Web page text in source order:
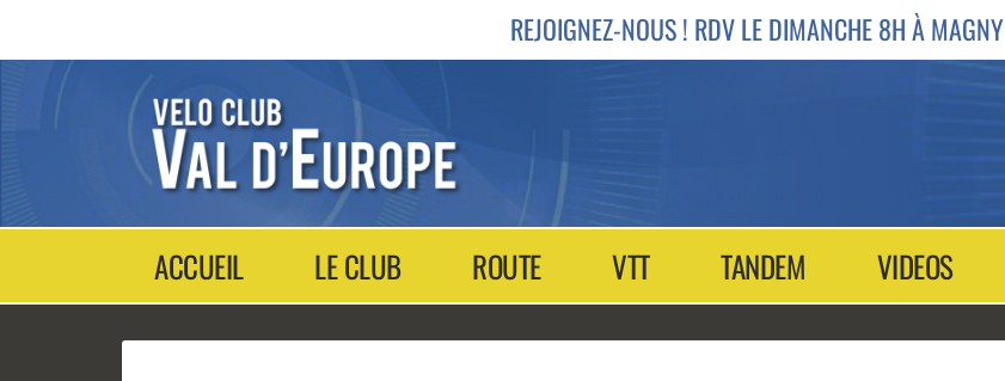
REJOIGNEZ-NOUS ! RDV LE DIMANCHE 8H À MAGNY
ACCUEIL LE CLUB ROUTE VTT TANDEM VIDEOS